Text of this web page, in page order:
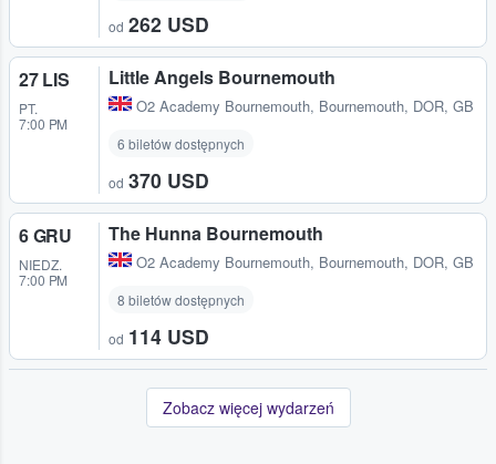
od 262 USD
27 LIS
PT.
7:00 PM
Little Angels Bournemouth
O2 Academy Bournemouth, Bournemouth, DOR, GB
6 biletów dostępnych
od 370 USD
6 GRU
NIEDZ.
7:00 PM
The Hunna Bournemouth
O2 Academy Bournemouth, Bournemouth, DOR, GB
8 biletów dostępnych
od 114 USD
Zobacz więcej wydarzeń